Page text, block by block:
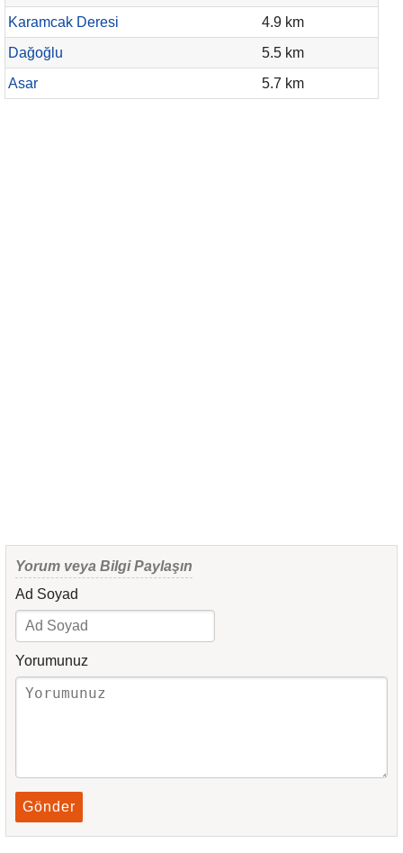
Karamcak Deresi
4.9 km
Dağoğlu
5.5 km
Asar
5.7 km
Yorum veya Bilgi Paylaşın
Ad Soyad
Yorumunuz
Gönder